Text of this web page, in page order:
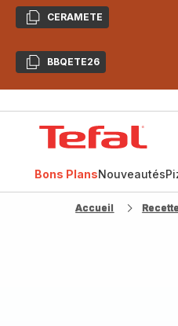
CopierCERAMETE
CopierBBQETE26
Bons PlansNouveautés
Accueil